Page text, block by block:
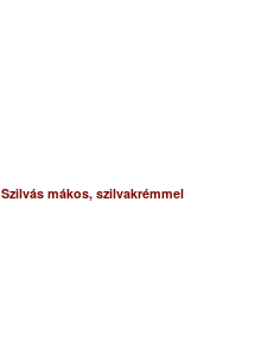
Szilvás mákos, szilvakrémmel